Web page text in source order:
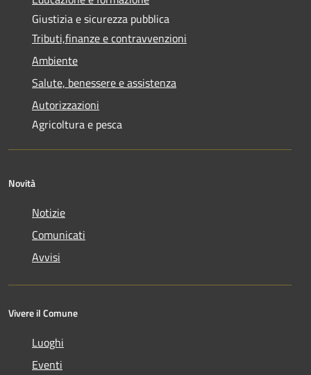
Giustizia e sicurezza pubblica
Tributi,finanze e contravvenzioni
Ambiente
Salute, benessere e assistenza
Autorizzazioni
Agricoltura e pesca
Novità
Notizie
Comunicati
Avvisi
Vivere il Comune
Luoghi
Eventi